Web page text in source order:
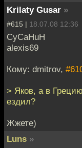
Krilaty Gusar »
#615 | 18.07.08 12:36
CyCaHuH
alexis69
Кому: dmitrov,
> Яков, а в
ездил?
Жжете)
Luns »